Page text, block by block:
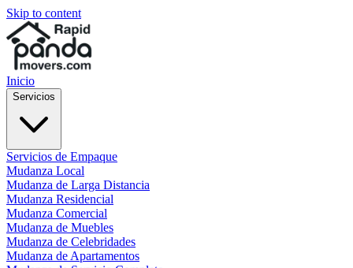
Skip to content
Inicio
Servicios
Servicios de Empaque
Mudanza Local
Mudanza de Larga Distancia
Mudanza Residencial
Mudanza Comercial
Mudanza de Muebles
Mudanza de Celebridades
Mudanza de Apartamentos